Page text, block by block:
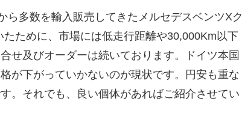
多数を輸入販売してきたメルセデスベンツXク
ために、市場には低走行距離や30,000Km以下
せ及びオーダーは続いております。ドイツ本国
が下がっていかないのが現状です。円安も重な
。それでも、良い個体があればご紹介させてい